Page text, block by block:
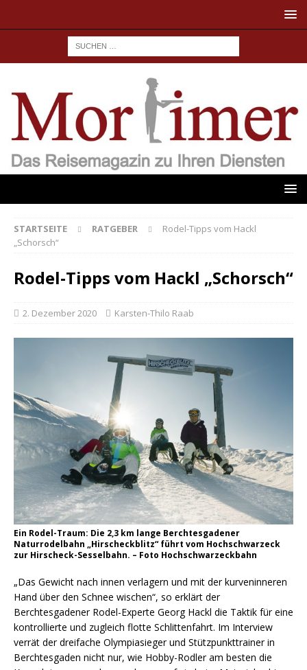
STARTSEITE RATGEBER
Rodel-Tipps vom Hackl
„Schorsch“
Rodel-Tipps vom Hackl „Schorsch“
2. Dezember 2020 Karsten-Thilo Raab
Ein Rodel-Traum: Die 2,3 km lange Berchtesgadener
Naturrodelbahn „Hirscheckblitz“ führt vom Hochschwarzeck
zur Hirscheck-Sesselbahn. – Foto Hochschwarzeckbahn
„Das Gewicht nach innen verlagern und mit der kurveninneren
Hand über den Schnee wischen“, so erklärt der
Berchtesgadener Rodel-Experte Georg Hackl die Taktik für eine
kontrollierte und zugleich flotte Schlittenfahrt. Im Interview
verrät der dreifache Olympiasieger und Stützpunkttrainer in
Berchtesgaden nicht nur, wie Hobby-Rodler am besten die